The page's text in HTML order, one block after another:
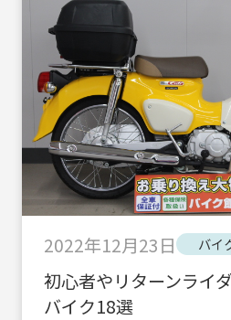
2022年12月23日 バイ
初心者やリターンライ
バイク18選